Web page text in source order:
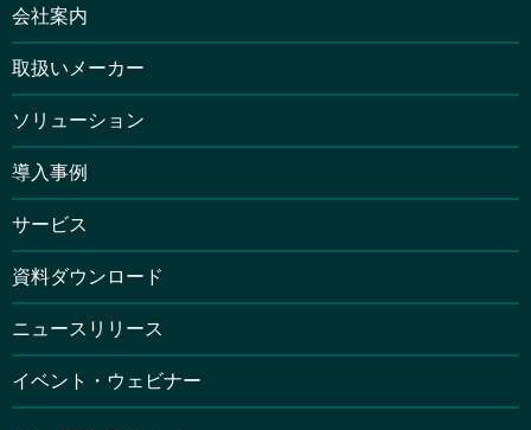
会社案内
取扱いメーカー
ソリューション
導入事例
サービス
資料ダウンロード
ニュースリリース
イベント・ウェビナー